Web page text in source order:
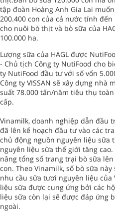
tập đoàn Hoàng Anh Gia Lai
200.400 con của cả nước tính
cho nuôi bò thịt và bò sữa của
100.000 ha.
Lượng sữa của HAGL được
- Chủ tịch Công ty NutiFood cho
ty NutiFood đầu tư với số vốn
Công ty VISSAN sẽ xây dựng nhà
suất 78.000 tấn/năm tiêu thụ
cấp.
Vinamilk, doanh nghiệp dẫn đầu
đã lên kế hoạch đầu tư vào các
chủ động nguồn nguyên liệu sữa
nguyên liệu sữa thế giới tăng
nâng tổng số trang trại bò sữa
con. Theo Vinamilk, số bò sữa
nhu cầu sữa tươi nguyên liệu của
liệu sữa được cung ứng bởi các
liệu sữa còn lại sẽ được đáp ứng
ngoài.